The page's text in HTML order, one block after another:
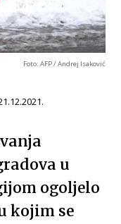
Foto: AFP / Andrej Isaković
u
ogoljelo
kojim se